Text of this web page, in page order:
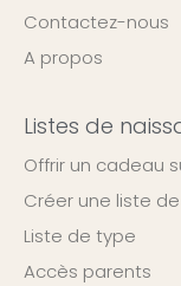
Contactez-nous
A propos
Listes de
Offrir un cadeau
Créer une liste
Liste de type
Accès parents